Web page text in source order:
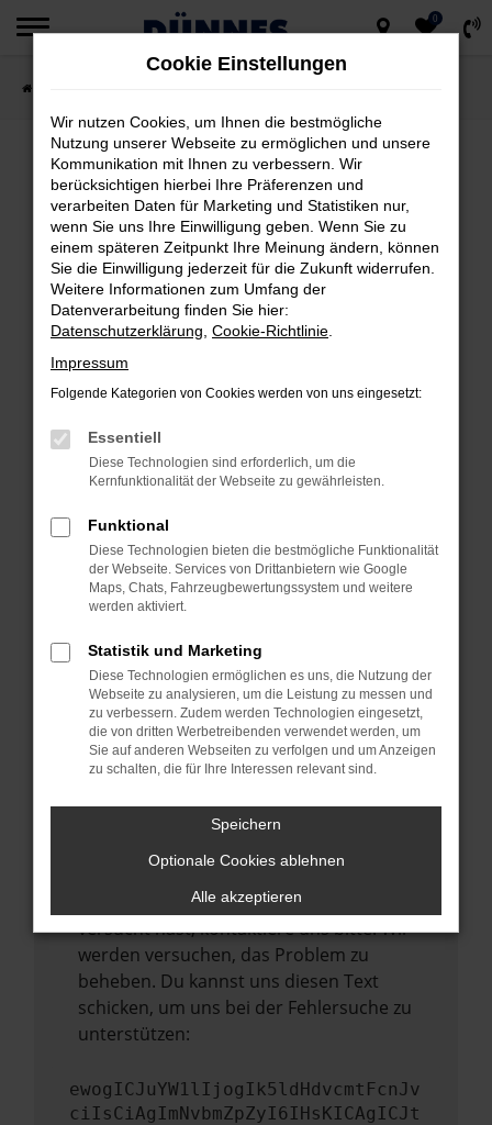
Zum
springen
0
FEHLER: NETWORK ERROR
Beim Laden ist ein Fehler aufgetreten.
Hier sind ein paar Tipps, die dir helfen können:
Überprüfe deine Firewall und deine
Internetverbindung.
Laden andere Webseiten, zum Beispiel
deine Suchmaschine?
Prüfe deine Browsererweiterungen.
Manche Erweiterungen, wie Werbeblocker,
können das Laden bestimmter Seiten
anderen Browser oder in einem privaten
Fenster?
Starte dein Gerät neu.
vorübergehende Probleme zu beheben.
Stelle sicher, dass dein Browser und dein
Betriebssystem auf dem neuesten Stand
sind.
Veraltete Software birgt nicht nur ein
führen, dass bestimmte Funktionen nicht
mehr unterstützt werden.
Wende dich an den Webseitenbetreiber.
Wenn du alle oben genannten Schritte
versucht hast, kontaktiere uns bitte. Wir
werden versuchen, das Problem zu
beheben. Du kannst uns diesen Text
schicken, um uns bei der Fehlersuche zu
unterstützen:
ewogICJuYW1lIjogIk5ldHdvcmtFcnJv
ciIsCiAgImNvbmZpZyI6IHsKICAgICJt
Cookie Einstellungen
Wir nutzen Cookies, um Ihnen die bestmögliche
Nutzung unserer Webseite zu ermöglichen und unsere
Kommunikation mit Ihnen zu verbessern. Wir
berücksichtigen hierbei Ihre Präferenzen und
verarbeiten Daten für Marketing und Statistiken nur,
wenn Sie uns Ihre Einwilligung geben. Wenn Sie zu
einem späteren Zeitpunkt Ihre Meinung ändern, können
Sie die Einwilligung jederzeit für die Zukunft widerrufen.
Weitere Informationen zum Umfang der
Datenverarbeitung finden Sie hier:
Datenschutzerklärung Cookie-Richtlinie
Impressum
Folgende Kategorien von Cookies werden von uns eingesetzt:
Essentiell
Diese Technologien sind erforderlich, um die
Kernfunktionalität der Webseite zu gewährleisten.
Funktional
Diese Technologien bieten die bestmögliche Funktionalität
der Webseite. Services von Drittanbietern wie Google
Maps, Chats, Fahrzeugbewertungssystem und weitere
werden aktiviert.
Statistik und Marketing
Diese Technologien ermöglichen es uns, die Nutzung der
Webseite zu analysieren, um die Leistung zu messen und
zu verbessern. Zudem werden Technologien eingesetzt,
die von dritten Werbetreibenden verwendet werden, um
Sie auf anderen Webseiten zu verfolgen und um Anzeigen
zu schalten, die für Ihre Interessen relevant sind.
Speichern
Optionale Cookies ablehnen
Alle akzeptieren